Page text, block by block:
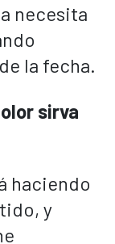
necesita
la fecha.
sirva
haciendo
y